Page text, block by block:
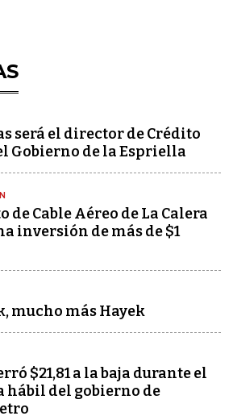
será el director de Crédito
Gobierno de la Espriella
de Cable Aéreo de La Calera
inversión de más de $1
mucho más Hayek
$21,81 a la baja durante el
hábil del gobierno de